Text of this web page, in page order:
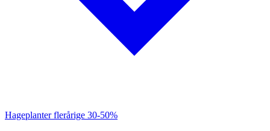
Hageplanter flerårige 30-50%